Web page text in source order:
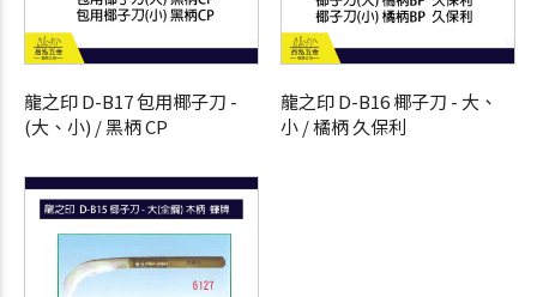
龍之印 D-B17 包用椰子刀 -
(大、小) / 黑柄 CP
龍之印 D-B16 椰子刀 - 大、
小 / 橘柄 久保利